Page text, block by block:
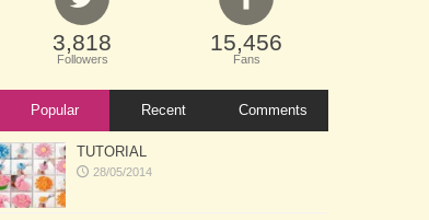
3,818
Followers
15,456
Fans
Popular Recent Comments
TUTORIAL
28/05/2014